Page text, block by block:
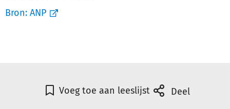
Bron: ANP
Voeg toe aan leeslijst Deel